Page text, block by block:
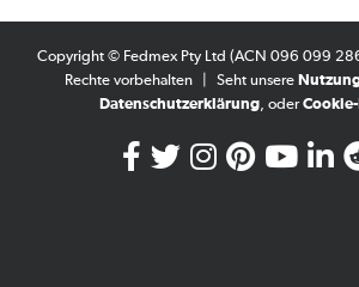
Copyright © Fedmex Pty Ltd (ACN 096 099
Rechte vorbehalten
Seht unsere
Datenschutzerklärung, oder